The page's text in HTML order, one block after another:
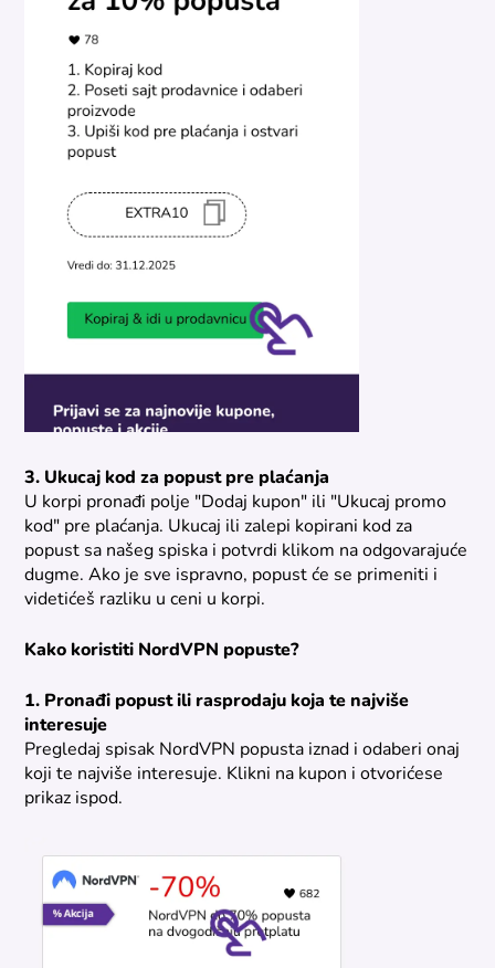
3. Ukucaj kod za popust pre plaćanja
U korpi pronađi polje "Dodaj kupon" ili "Ukucaj promo
kod" pre plaćanja. Ukucaj ili zalepi kopirani kod za
popust sa našeg spiska i potvrdi klikom na odgovarajuće
dugme. Ako je sve ispravno, popust će se primeniti i
videtićeš razliku u ceni u korpi.
Kako koristiti NordVPN popuste?
1. Pronađi popust ili rasprodaju koja te najviše
interesuje
Pregledaj spisak NordVPN popusta iznad i odaberi onaj
koji te najviše interesuje. Klikni na kupon i otvorićese
prikaz ispod.